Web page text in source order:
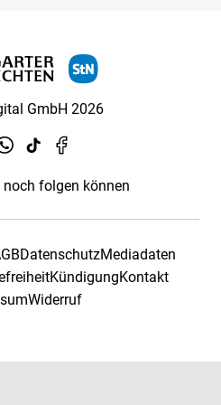
GmbH 2026
noch folgen können
DatenschutzMediadaten
KündigungKontakt
Widerruf